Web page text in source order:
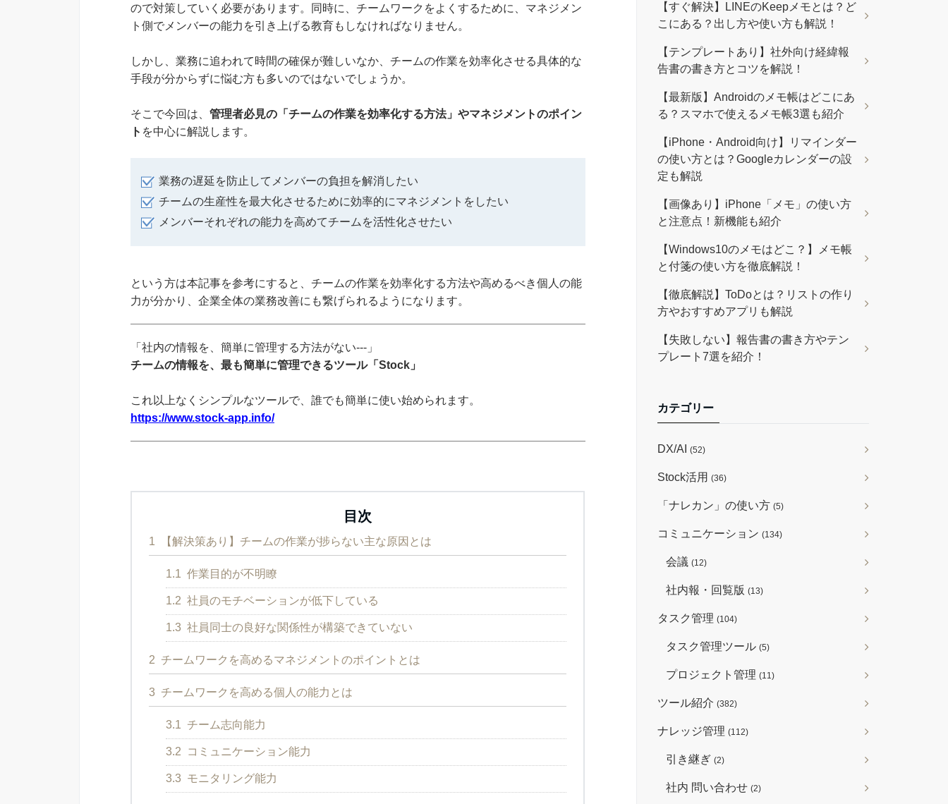
ので対策していく必要があります。同時に、チームワークをよくするために、マネジメン
ト側でメンバーの能力を引き上げる教育もしなければなりません。
しかし、業務に追われて時間の確保が難しいなか、チームの作業を効率化させる具体的な
手段が分からずに悩む方も多いのではないでしょうか。
そこで今回は、 管理者必見の「チームの作業を効率化する方法」やマネジメントのポイン
ト を中心に解説します。
業務の遅延を防止してメンバーの負担を解消したい
チームの生産性を最大化させるために効率的にマネジメントをしたい
メンバーそれぞれの能力を高めてチームを活性化させたい
という方は本記事を参考にすると、チームの作業を効率化する方法や高めるべき個人の能
力が分かり、企業全体の業務改善にも繋げられるようになります。
「社内の情報を、簡単に管理する方法がない---」
チームの情報を、最も簡単に管理できるツール「Stock」
これ以上なくシンプルなツールで、誰でも簡単に使い始められます。
https://www.stock-app.info/
目次
1 【解決策あり】チームの作業が捗らない主な原因とは
1.1 作業目的が不明瞭
1.2 社員のモチベーションが低下している
1.3 社員同士の良好な関係性が構築できていない
2 チームワークを高めるマネジメントのポイントとは
3 チームワークを高める個人の能力とは
3.1 チーム志向能力
3.2 コミュニケーション能力
3.3 モニタリング能力
【すぐ解決】LINEのKeepメモとは？ど
こにある？出し方や使い方も解説！
【テンプレートあり】社外向け経緯報
告書の書き方とコツを解説！
【最新版】Androidのメモ帳はどこにあ
る？スマホで使えるメモ帳3選も紹介
【iPhone・Android向け】リマインダー
の使い方とは？Googleカレンダーの設
定も解説
【画像あり】iPhone「メモ」の使い方
と注意点！新機能も紹介
【Windows10のメモはどこ？】メモ帳
と付箋の使い方を徹底解説！
【徹底解説】ToDoとは？リストの作り
方やおすすめアプリも解説
【失敗しない】報告書の書き方やテン
プレート7選を紹介！
カテゴリー
DX/AI (52)
Stock活用 (36)
「ナレカン」の使い方 (5)
コミュニケーション (134)
会議 (12)
社内報・回覧版 (13)
タスク管理 (104)
タスク管理ツール (5)
プロジェクト管理 (11)
ツール紹介 (382)
ナレッジ管理 (112)
引き継ぎ (2)
社内 問い合わせ (2)